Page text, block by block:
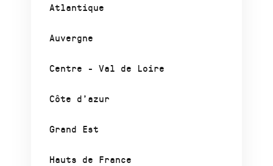
Atlantique
Auvergne
Centre - Val de Loire
Côte d’azur
Grand Est
Hauts de France